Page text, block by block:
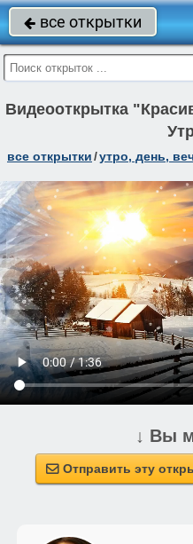
 все открытки
Видеооткрытка
все открытки/утро, день,
↓ Вы
 Отправить эту